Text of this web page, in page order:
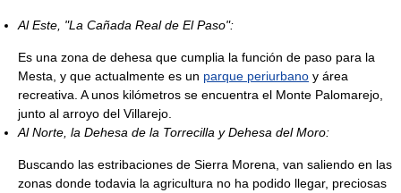
Al Este, "La Cañada Real de El Paso":
Es una zona de dehesa que cumplia la función de paso para la
Mesta, y que actualmente es un parque periurbano y área
recreativa. A unos kilómetros se encuentra el Monte Palomarejo,
junto al arroyo del Villarejo.
Al Norte, la Dehesa de la Torrecilla y Dehesa del Moro:
Buscando las estribaciones de Sierra Morena, van saliendo en las
zonas donde todavia la agricultura no ha podido llegar, preciosas